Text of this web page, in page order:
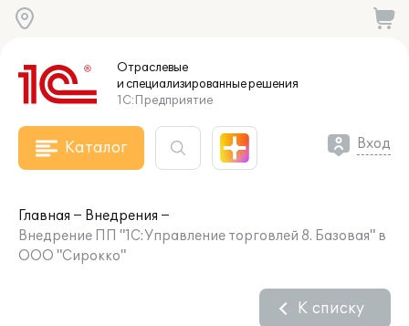
Отраслевые
и специализированныерешения
1С:Предприятие
Каталог Вход
Главная
Внедрения
Внедрение ПП "1С:Управление торговлей 8. Базовая" в
ООО "Сирокко"
К списку